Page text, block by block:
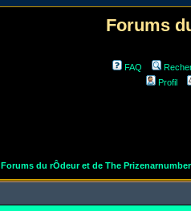
Forums
FAQ
Profil
Forums du rÔdeur et de The